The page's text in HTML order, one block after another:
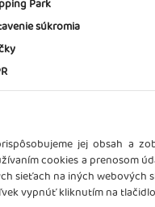
Park
súkromia
jej obsah a
cookies a prenosom
sieťach na iných webových
vypnúť kliknutím na